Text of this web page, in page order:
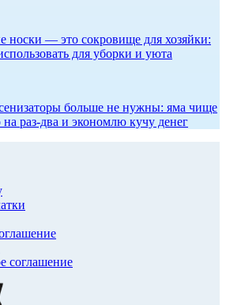
носки — это сокровище для хозяйки:
для уборки и уюта
больше не нужны: яма чище
раз-два и экономлю кучу денег
соглашение